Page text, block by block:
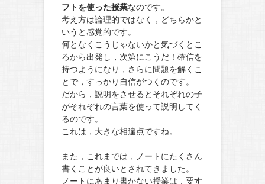
フトを使った授業なのです。
考え方は論理的ではなく，どちらかと
いうと感覚的です。
何となくこうじゃないかと気づくとこ
ろから出発し，次第にこうだ！確信を
持つようになり，さらに問題を解くこ
とで，すっかり自信がつくのです。
だから，説明をさせるとそれぞれの子
がそれぞれの言葉を使って説明してく
るのです。
これは，大きな相違点ですね。
また，これまでは，ノートにたくさん
書くことが良いとされてきました。
ノートにあまり書かない授業は，要す